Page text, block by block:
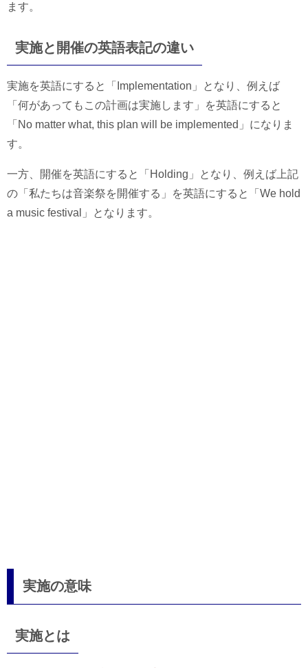
ます。
実施と開催の英語表記の違い
実施を英語にすると「Implementation」となり、例えば
「何があってもこの計画は実施します」を英語にすると
「No matter what, this plan will be implemented」になりま
す。
一方、開催を英語にすると「Holding」となり、例えば上記
の「私たちは音楽祭を開催する」を英語にすると「We hold
a music festival」となります。
実施の意味
実施とは